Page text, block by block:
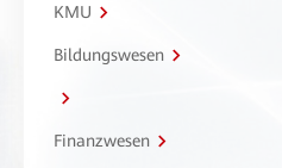
KMU
Bildungswesen
Finanzwesen